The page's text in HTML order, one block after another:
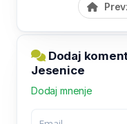
Dodaj
Jesenice
Dodaj mnenje